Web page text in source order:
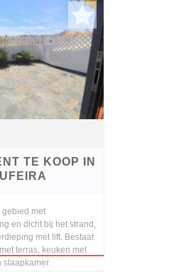
TE KOOP IN
met
en dicht bij het strand,
met lift. Bestaat
terras, keuken met
slaapkamer.